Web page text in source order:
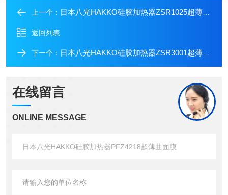
上一个： 日本八光HAKKO硅胶加热器ZSR1025超薄曲面膜
返回列表
下一个： 日本八光HAKKO硅胶加热器ZSR3001超薄曲面膜
在线留言
ONLINE MESSAGE